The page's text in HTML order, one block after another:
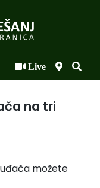
Live
na tri
možete